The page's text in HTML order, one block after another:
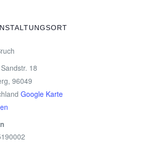
18
, 96049
Google Karte